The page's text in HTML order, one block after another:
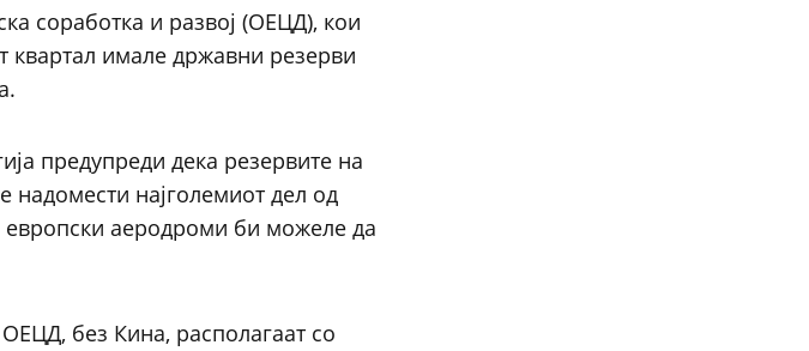
соработка и развој (ОЕЦД), кои
квартал имале државни резерви
предупреди дека резервите на
надомести најголемиот дел од
европски аеродроми би можеле да
без Кина, располагаат со